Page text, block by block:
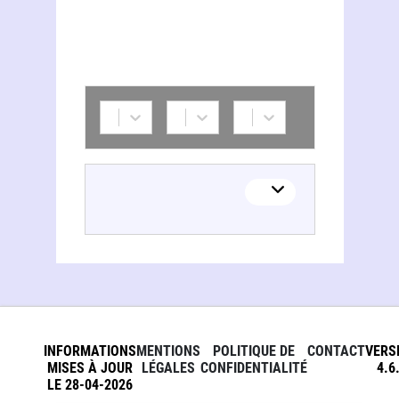
INFORMATIONS
MISES À JOUR
LE 28-04-2026
MENTIONS
LÉGALES
POLITIQUE DE
CONFIDENTIALITÉ
CONTACT